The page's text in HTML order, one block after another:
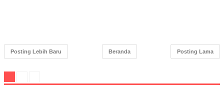
Posting Lebih Baru Posting Lama
Beranda